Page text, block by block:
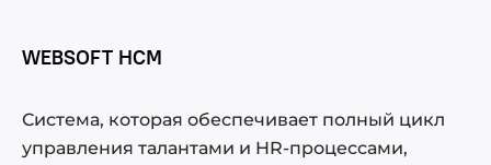
WEBSOFT HCM
Система, которая обеспечивает полный цикл
управления талантами и HR-процессами,